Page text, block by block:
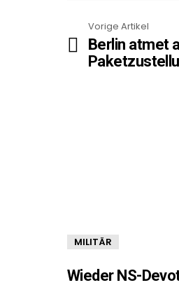
See
more
Vorige Artikel
Berlin atmet
MILITÄR
Wieder NS-